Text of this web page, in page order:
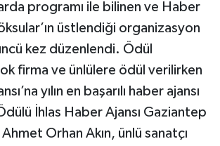
programı ile bilinen ve Haber
üstlendiği organizasyon
kez düzenlendi. Ödül
firma ve ünlülere ödül verilirken
yılın en başarılı haber ajansı
İhlas Haber Ajansı Gaziantep
Orhan Akın, ünlü sanatçı